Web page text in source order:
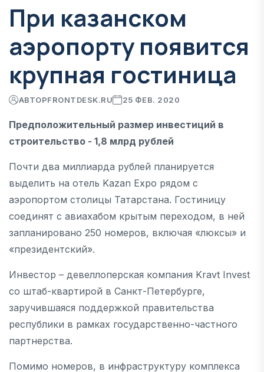
При казанском
аэропорту появится
крупная гостиница
АВТОРFRONTDESK.RU 25 ФЕВ. 2020
Предположительный размер инвестиций в
строительство - 1,8 млрд рублей
Почти два миллиарда рублей планируется
выделить на отель Kazan Expo рядом с
аэропортом столицы Татарстана. Гостиницу
соединят с авиахабом крытым переходом, в ней
запланировано 250 номеров, включая «люксы» и
«президентский».
Инвестор – девеллоперская компания Kravt Invest
со штаб-квартирой в Санкт-Петербурге,
заручившаяся поддержкой правительства
республики в рамках государственно-частного
партнерства.
Помимо номеров, в инфраструктуру комплекса